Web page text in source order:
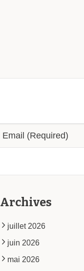
Archives
juillet 2026
juin 2026
mai 2026